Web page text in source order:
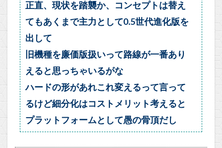
正直、現状を踏襲か、コンセプトは替え
てもあくまで主力として0.5世代進化版を
出して
旧機種を廉価版扱いって路線が一番あり
えると思っちゃいるがな
ハードの形があれこれ変えるって言って
るけど細分化はコストメリット考えると
プラットフォームとして愚の骨頂だし